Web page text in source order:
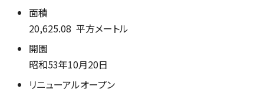
面積
20,625.08 平方メートル
開園
昭和53年10月20日
リニューアルオープン